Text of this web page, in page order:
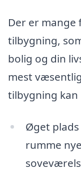
Der er mange
tilbygning,
bolig og din
mest
tilbygning
Øget
rumme